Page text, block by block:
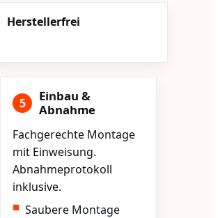
Herstellerfrei
5
Einbau &
Abnahme
Fachgerechte Montage
mit Einweisung.
Abnahmeprotokoll
inklusive.
Saubere Montage